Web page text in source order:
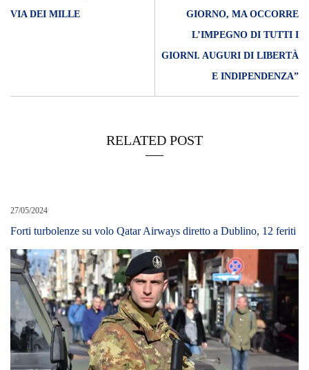
VIA DEI MILLE
GIORNO, MA OCCORRE
L’IMPEGNO DI TUTTI I
GIORNI. AUGURI DI LIBERTÀ
E INDIPENDENZA”
RELATED POST
27/05/2024
Forti turbolenze su volo Qatar Airways diretto a Dublino, 12 feriti